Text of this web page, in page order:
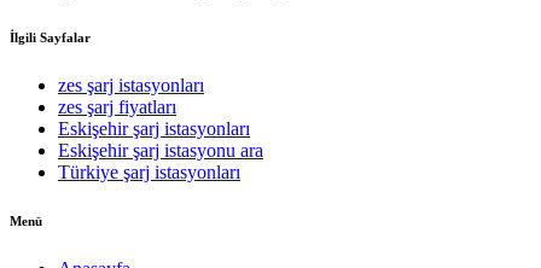
İlgili Sayfalar
zes şarj istasyonları
zes şarj fiyatları
Eskişehir şarj istasyonları
Eskişehir şarj istasyonu ara
Türkiye şarj istasyonları
Menü